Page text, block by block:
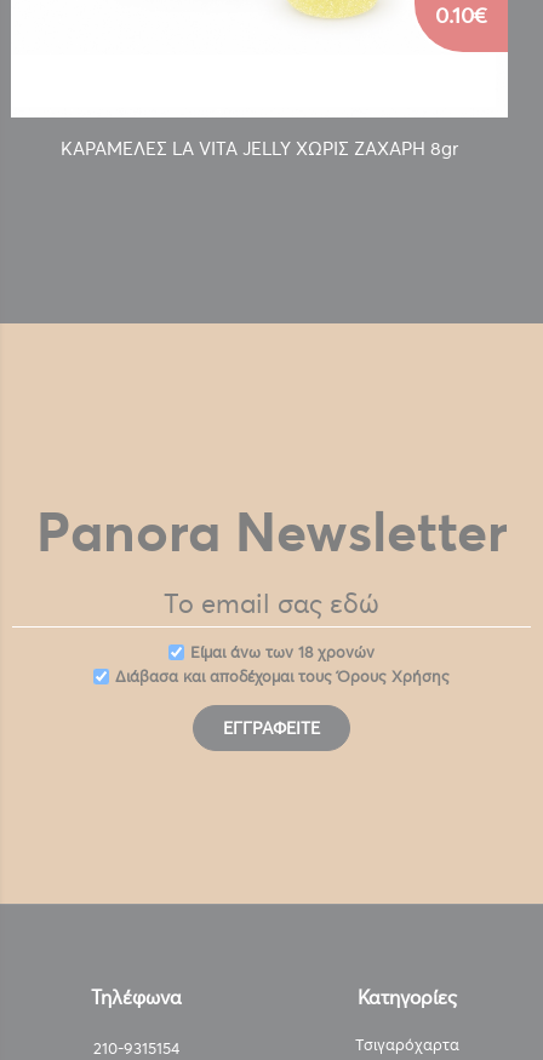
ΚΑΡΑΜΕΛΕΣ LA VITA JELLY ΧΩΡΙΣ ΖΑΧΑΡΗ 8gr
0.10€
Panora Newsletter
Eίμαι άνω των 18 χρονών
Διάβασα και αποδέχομαι τουςΌρους Χρήσης
ΕΓΓΡΑΦΕΊΤΕ
Τηλέφωνα
210-9315154
Κατηγορίες
Τσιγαρόχαρτα